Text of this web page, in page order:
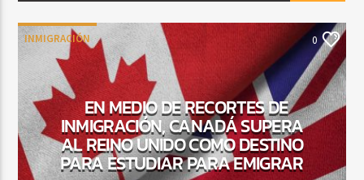
TITLE
ARTIST
CURRENT SHOW
BACHATA Y VALLENATO
9:00 AM 11:00 AM
INMIGRACIÓN 0
EN MEDIO DE RECORTES DE
INMIGRACIÓN, CANADÁ SUPERA
AL REINO UNIDO COMO DESTINO
PARA ESTUDIAR PARA EMIGRAR